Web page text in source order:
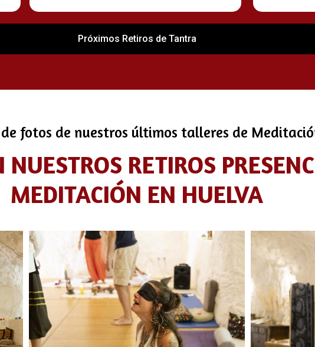
Próximos Retiros de Tantra
fotos de nuestros últimos talleres de
RETIROS
MEDITACIÓN EN HUELVA